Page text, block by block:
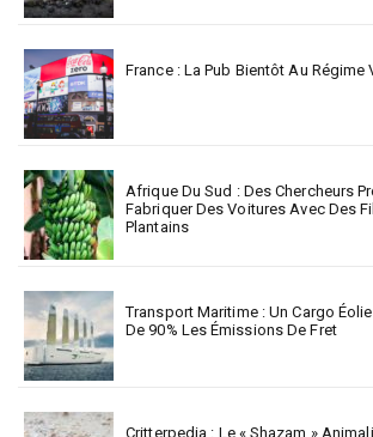
France : La Pub Bientôt Au Régime
Afrique Du Sud : Des Chercheurs
Fabriquer Des Voitures Avec Des
Plantains
Transport Maritime : Un Cargo
De 90% Les Émissions De Fret
Critterpedia : Le « Shazam »